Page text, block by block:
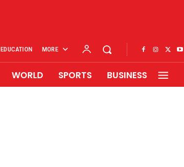
EDUCATION MORE
WORLD SPORTS BUSINESS